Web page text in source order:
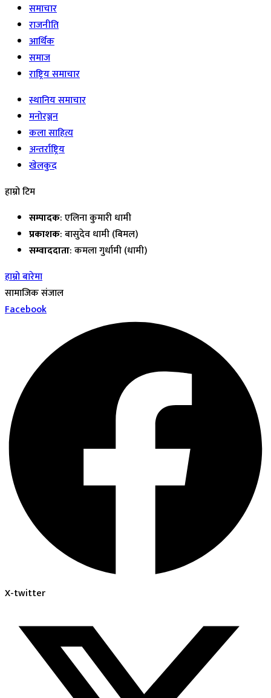
समाचार
राजनीति
आर्थिक
समाज
राष्ट्रिय समाचार
स्थानिय समाचार
मनोरञ्जन
कला साहित्य
अन्तर्राष्ट्रिय
खेलकुद
हाम्रो टिम
सम्पादक: एलिना कुमारी धामी
प्रकाशक: बासुदेव धामी (बिमल)
सम्वाददाता: कमला गुर्धामी (धामी)
हाम्रो बारेमा
सामाजिक संजाल
Facebook
X-twitter